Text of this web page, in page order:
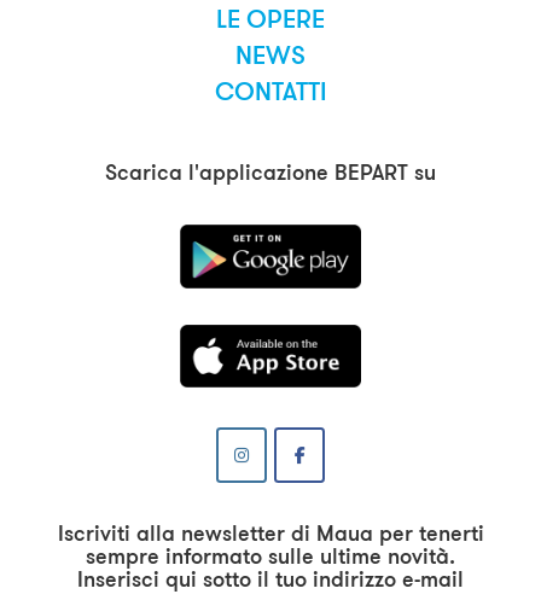
LE OPERE
NEWS
CONTATTI
Scarica l'applicazione BEPART su
Iscriviti alla newsletter di Maua per tenerti
sempre informato sulle ultime novità.
Inserisci qui sotto il tuo indirizzo e-mail